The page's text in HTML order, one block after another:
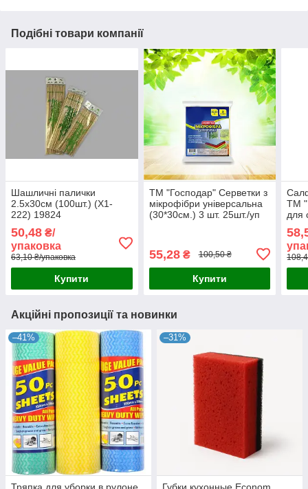
Подібні товари компанії
Шашличні палички
2.5х30см (100шт.) (X1-
222) 19824
50,48 ₴/
упаковка
63,10 ₴/упаковка
Купити
ТМ "Господар" Серветки з
мікрофібри універсальна
(30*30см.) 3 шт. 25шт./уп
55,28₴ 100,50 ₴
Купити
ТМ
для
Акційні пропозиції та новинки
–41% –31%